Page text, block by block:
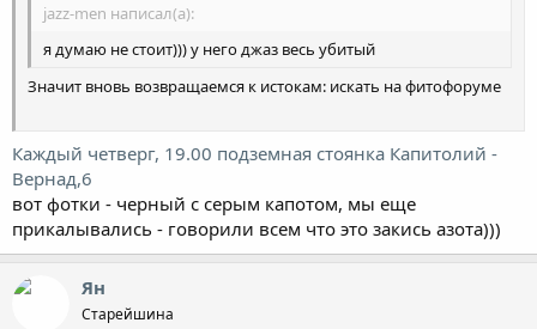
jazz-men написал(а):
я думаю не стоит))) у него джаз весь убитый
Значит вновь возвращаемся к истокам: искать на фитофоруме
Каждый четверг, 19.00 подземная стоянка Капитолий -
Вернад,6
вот фотки - черный с серым капотом, мы еще
прикалывались - говорили всем что это закись азота)))
Ян
Старейшина